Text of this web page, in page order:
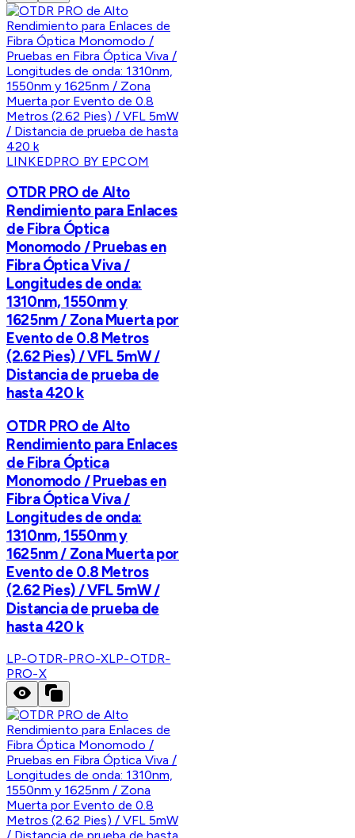
LINKEDPRO BY EPCOM
OTDR PRO de Alto
Rendimiento para Enlaces
de Fibra Óptica
Monomodo / Pruebas en
Fibra Óptica Viva /
Longitudes de onda:
1310nm, 1550nm y
1625nm / Zona Muerta por
Evento de 0.8 Metros
(2.62 Pies) / VFL 5mW /
Distancia de prueba de
hasta 420 k
OTDR PRO de Alto
Rendimiento para Enlaces
de Fibra Óptica
Monomodo / Pruebas en
Fibra Óptica Viva /
Longitudes de onda:
1310nm, 1550nm y
1625nm / Zona Muerta por
Evento de 0.8 Metros
(2.62 Pies) / VFL 5mW /
Distancia de prueba de
hasta 420 k
LP-OTDR-PRO-XLP-OTDR-
PRO-X